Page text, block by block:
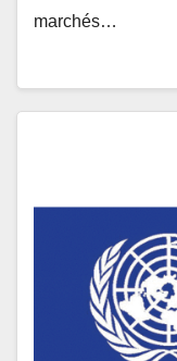
marchés…